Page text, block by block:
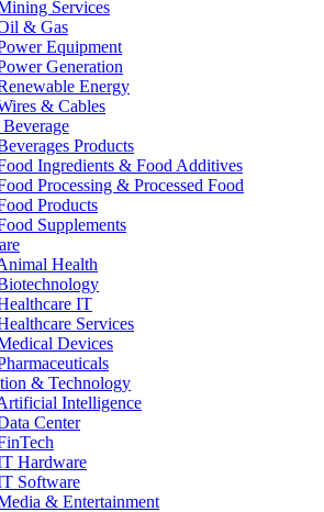
Services
& Gas
Equipment
Generation
Energy
& Cables
Products
Ingredients & Food Additives
Processing & Processed Food
Products
Supplements
Health
IT
Services
Devices
& Technology
Intelligence
Center
Hardware
Software
& Entertainment